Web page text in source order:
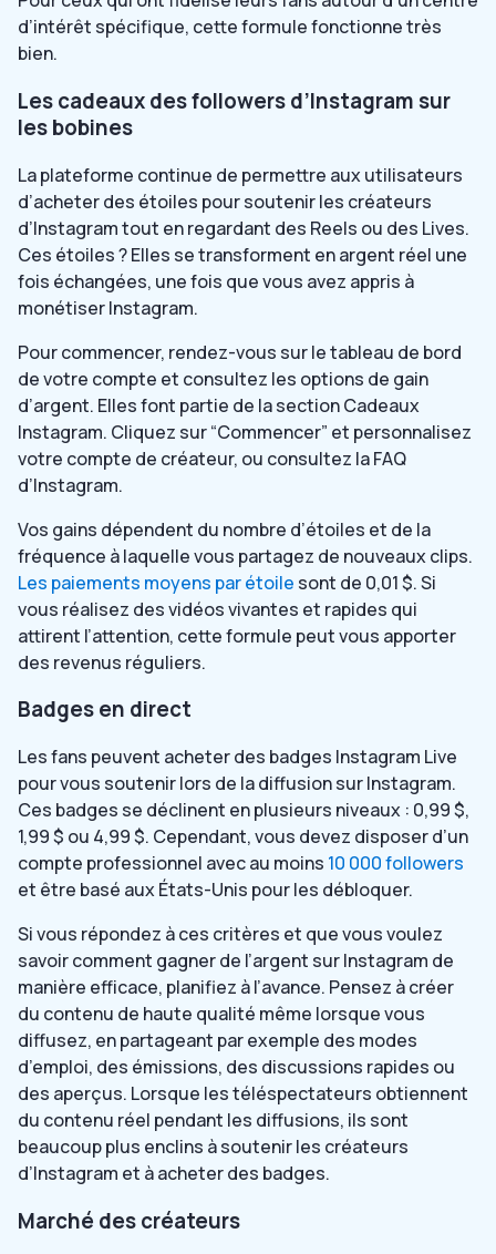
d’intérêt spécifique, cette formule fonctionne très
bien.
Les cadeaux des followers d’Instagram sur
les bobines
La plateforme continue de permettre aux utilisateurs
d’acheter des étoiles pour soutenir les créateurs
d’Instagram tout en regardant des Reels ou des Lives.
Ces étoiles ? Elles se transforment en argent réel une
fois échangées, une fois que vous avez appris à
monétiser Instagram.
Pour commencer, rendez-vous sur le tableau de bord
de votre compte et consultez les options de gain
d’argent. Elles font partie de la section Cadeaux
Instagram. Cliquez sur “Commencer” et personnalisez
votre compte de créateur, ou consultez la FAQ
d’Instagram.
Vos gains dépendent du nombre d’étoiles et de la
fréquence à laquelle vous partagez de nouveaux clips.
Les paiements moyens par étoile sont de 0,01 $. Si
vous réalisez des vidéos vivantes et rapides qui
attirent l’attention, cette formule peut vous apporter
des revenus réguliers.
Badges en direct
Les fans peuvent acheter des badges Instagram Live
pour vous soutenir lors de la diffusion sur Instagram.
Ces badges se déclinent en plusieurs niveaux : 0,99 $,
1,99 $ ou 4,99 $. Cependant, vous devez disposer d’un
compte professionnel avec au moins 10 000 followers
et être basé aux États-Unis pour les débloquer.
Si vous répondez à ces critères et que vous voulez
savoir comment gagner de l’argent sur Instagram de
manière efficace, planifiez à l’avance. Pensez à créer
du contenu de haute qualité même lorsque vous
diffusez, en partageant par exemple des modes
d’emploi, des émissions, des discussions rapides ou
des aperçus. Lorsque les téléspectateurs obtiennent
du contenu réel pendant les diffusions, ils sont
beaucoup plus enclins à soutenir les créateurs
d’Instagram et à acheter des badges.
Marché des créateurs